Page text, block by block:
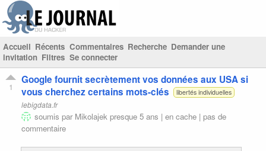
Accueil Récents Commentaires Recherche Demander une
invitation Filtres Se connecter
1
Google fournit secrètement vos données aux USA si
vous cherchez certains mots-clés
libertés individuelles
lebigdata.fr
soumis par Mikolajek presque 5 ans | en cache | pas de
commentaire